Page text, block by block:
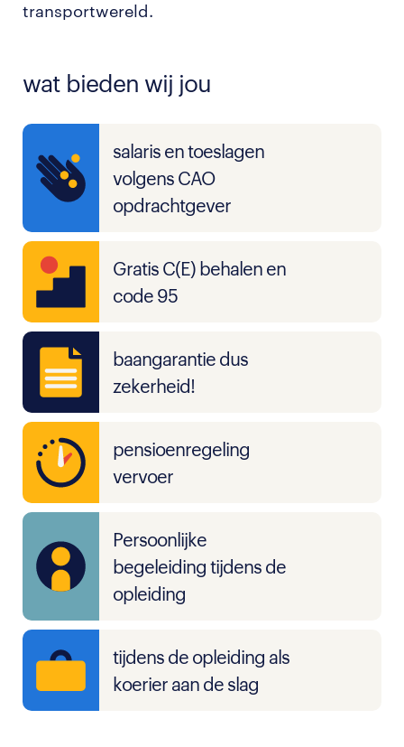
transportwereld.
wat bieden wij jou
salaris en toeslagen
volgens CAO
opdrachtgever
Gratis C(E) behalen en
code 95
baangarantie dus
zekerheid!
pensioenregeling
vervoer
Persoonlijke
begeleiding tijdens de
opleiding
tijdens de opleiding als
koerier aan de slag